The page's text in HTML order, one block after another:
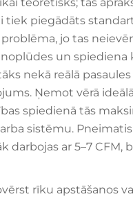
tiek piegādāts
jo tas
un
nekā reālā
Ņemot vērā
spiedienā tās
sistēmu.
darbojas ar 5–7 CFM,
rīku apstāšanos